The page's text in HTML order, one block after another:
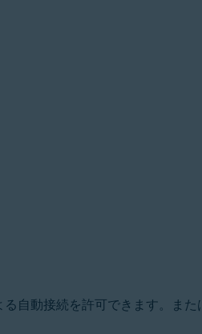
自動接続を許可できます。また